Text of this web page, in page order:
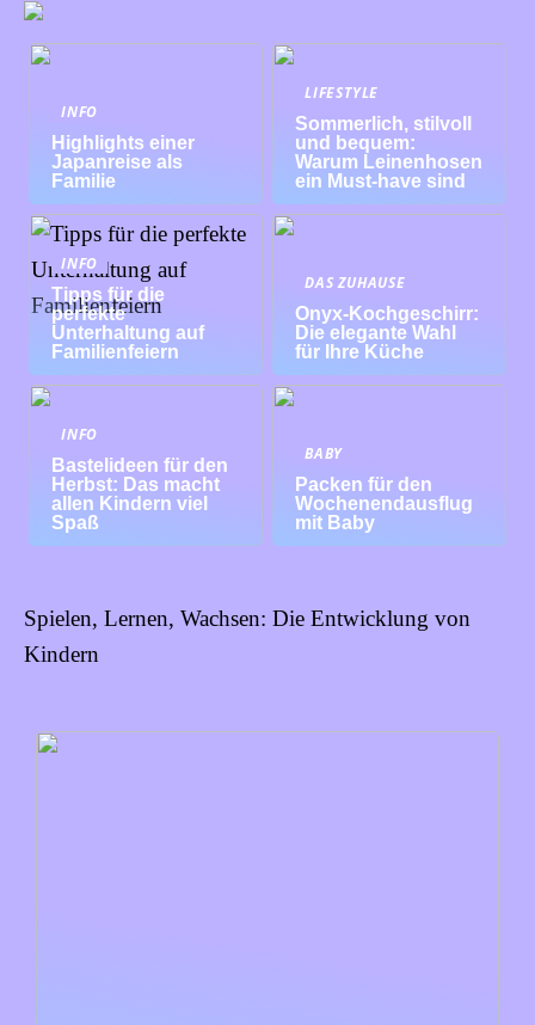
INFO
Highlights einer
Japanreise als
Familie
LIFESTYLE
Sommerlich, stilvoll
und bequem:
Warum Leinenhosen
ein Must-have sind
INFO
Tipps für die
perfekte
Unterhaltung auf
Familienfeiern
DAS ZUHAUSE
Onyx-Kochgeschirr:
Die elegante Wahl
für Ihre Küche
INFO
Bastelideen für den
Herbst: Das macht
allen Kindern viel
Spaß
BABY
Packen für den
Wochenendausflug
mit Baby
Spielen, Lernen, Wachsen: Die Entwicklung von
Kindern